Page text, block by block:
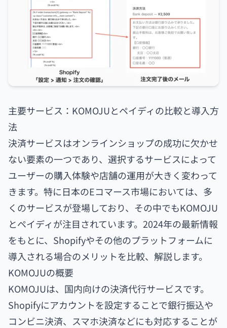
主要サービス：KOMOJUとペイディの比較と導入方
法
決済サービスはオンラインショップの成功に欠かせ
ない要素の一つであり、選択するサービスによって
ユーザーの購入体験や店舗の運用が大きく変わって
きます。特に日本のEコマース市場においては、多
くのサービスが登場しており、その中でもKOMOJU
とペイディが注目されています。2024年の最新情報
をもとに、Shopifyやその他のプラットフォームに
導入される場合のメリットを比較、解説します。
KOMOJUの概要
KOMOJUは、国内向けの決済代行サービスです。
Shopifyにアカウントを設定することで銀行振込や
コンビニ決済、スマホ決済などにも対応することが